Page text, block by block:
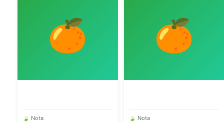
🍊
🍃 Nota
🍊
🍃 Nota